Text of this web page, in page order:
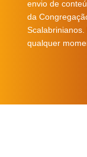
envio de
da
qualquer